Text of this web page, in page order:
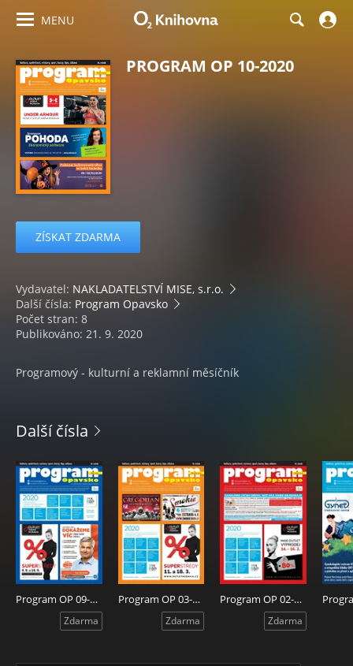
MENU
PROGRAM OP 10-2020
ZÍSKAT ZDARMA
Vydavatel: NAKLADATELSTVÍ MISE, s.r.o.
Další čísla: Program Opavsko
Počet stran: 8
Publikováno: 21. 9. 2020
Programový - kulturní a reklamní měsíčník
Další čísla
Program OP 09-2020
Zdarma
Program OP 03-2020
Zdarma
Program OP 02-2020
Zdarma